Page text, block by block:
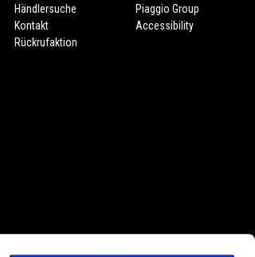
Händlersuche
Kontakt
Rückrufaktion
Piaggio Group
Accessibility